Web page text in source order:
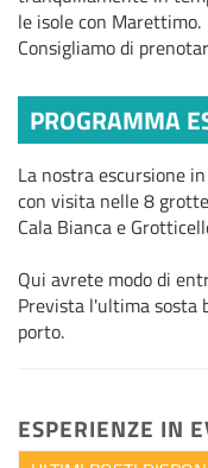
le isole con Marettimo.
Consigliamo di
PROGRAMMA
La nostra escursione
con visita nelle 8
Cala Bianca e
Qui avrete modo di
Prevista l'ultima sosta
porto.
ESPERIENZE IN